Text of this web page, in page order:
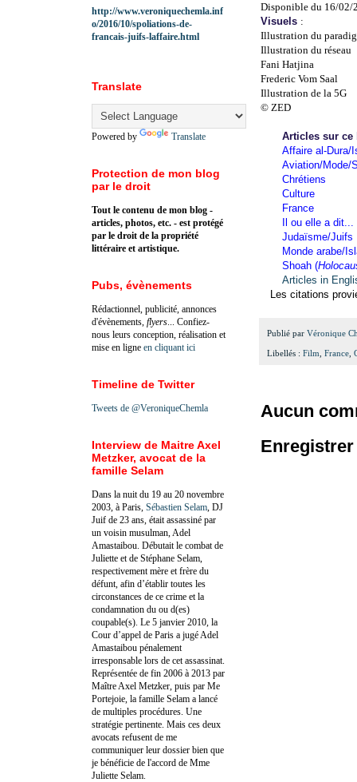
Disponible du 16/02/
Visuels :
Illustration du
Illustration du réseau
Fani Hatjina
Frederic Vom Saal
Illustration de la 5G
© ZED
Articles sur ce
Affaire al-Dura/
Aviation/Mode/
Chrétiens
Culture
France
Il ou elle a dit...
Judaïsme/Juifs
Monde arabe/
Shoah (
Articles in
Les citations
Publié par Véronique
Libellés : Film France
Aucun
http://www.veroniquechemla.inf
o/2016/10/spoliations-de-
francais-juifs-laffaire.html
Translate
Powered by Translate
Protection de mon blog
par le droit
Tout le contenu de mon blog -
articles, photos, etc. - est protégé
par le droit de la propriété
littéraire et artistique.
Pubs, évènements
Rédactionnel, publicité, annonces
d'évènements, flyers ... Confiez-
nous leurs conception, réalisation et
mise en ligne en cliquant ici
Timeline de Twitter
Tweets de @VeroniqueChemla
Interview de Maitre Axel
Metzker, avocat de la
famille Selam
Dans la nuit du 19 au 20 novembre
2003, à Paris, Sébastien Selam , DJ
Juif de 23 ans, était assassiné par
un voisin musulman, Adel
Amastaibou. Débutait le combat de
Juliette et de Stéphane Selam,
respectivement mère et frère du
défunt, afin d’établir toutes les
circonstances de ce crime et la
condamnation du ou d(es)
coupable(s). Le 5 janvier 2010, la
Cour d’appel de Paris a jugé Adel
Amastaibou pénalement
irresponsable lors de cet assassinat.
Représentée de fin 2006 à 2013 par
Maître Axel Metzker, puis par Me
Portejoie, la famille Selam a lancé
de multiples procédures. Une
stratégie pertinente. Mais ces deux
avocats refusent de me
communiquer leur dossier bien que
je bénéficie de l'accord de Mme
Juliette Selam.